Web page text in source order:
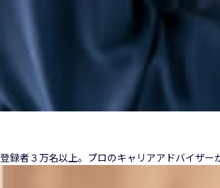
登録者３万名以上。プロのキャリアアドバイザー